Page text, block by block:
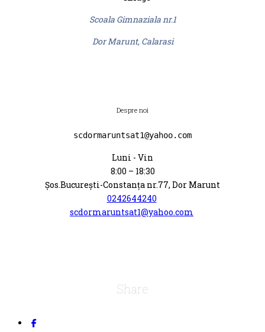
Scoala Gimnaziala nr.1
Dor Marunt, Calarasi
Despre noi
scdormaruntsat1@yahoo.com
Luni - Vin
8:00 – 18:30
Șos.Bucureşti-Constanţa nr.77, Dor Marunt
0242644240
scdormaruntsat1@yahoo.com
Share